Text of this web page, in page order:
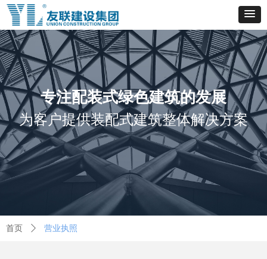
专注配装式绿色建筑的发展
为客户提供装配式建筑整体解决方案
首页 ꄲ 营业执照